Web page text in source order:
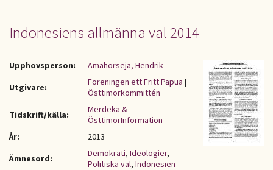
Indonesiens allmänna val 2014
Upphovsperson:
Amahorseja, Hendrik
Utgivare:
Föreningen ett Fritt Papua |
Östtimorkommittén
Tidskrift/källa:
Merdeka &
ÖsttimorInformation
År:
2013
Ämnesord:
Demokrati, Ideologier,
Politiska val, Indonesien